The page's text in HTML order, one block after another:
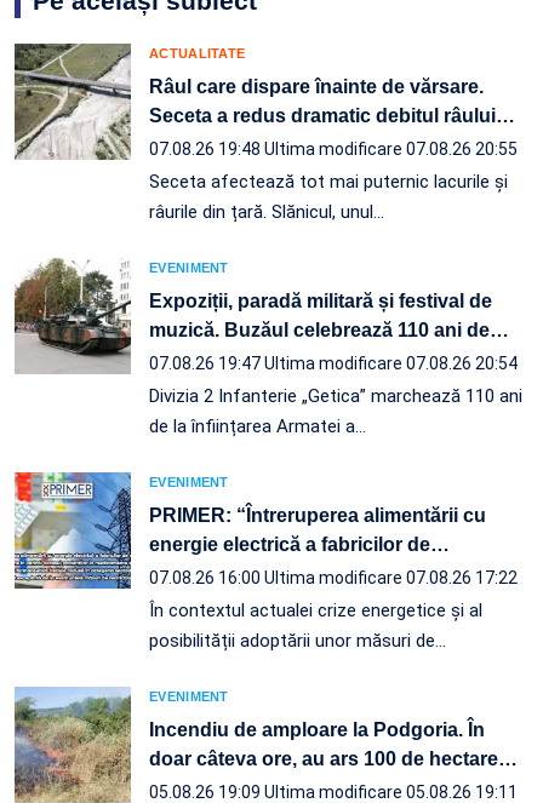
ACTUALITATE
Râul care dispare înainte de vărsare.
Seceta a redus dramatic debitul râului…
07.08.26 19:48 Ultima modificare 07.08.26 20:55
Seceta afectează tot mai puternic lacurile și
râurile din țară. Slănicul, unul…
EVENIMENT
Expoziții, paradă militară și festival de
muzică. Buzăul celebrează 110 ani de…
07.08.26 19:47Ultima modificare 07.08.26 20:54
Divizia 2 Infanterie „Getica” marchează 110 ani
de la înființarea Armatei a…
EVENIMENT
PRIMER: “Întreruperea alimentării cu
energie electrică a fabricilor de…
07.08.26 16:00 Ultima modificare 07.08.26 17:22
În contextul actualei crize energetice și al
posibilității adoptării unor măsuri de…
EVENIMENT
Incendiu de amploare la Podgoria. În
doar câteva ore, au ars 100 de hectare…
05.08.26 19:09 Ultima modificare 05.08.26 19:11